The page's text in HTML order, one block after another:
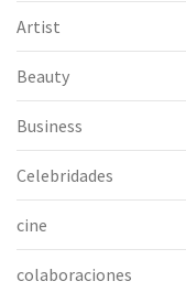
Artist
Beauty
Business
Celebridades
cine
colaboraciones